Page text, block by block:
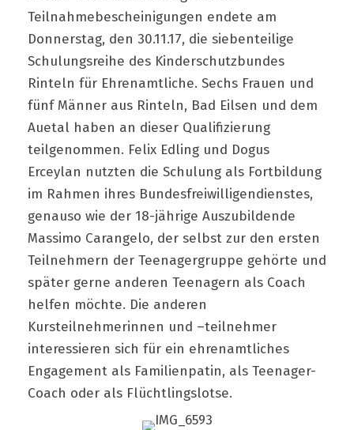
Teilnahmebescheinigungen endete am
Donnerstag, den 30.11.17, die siebenteilige
Schulungsreihe des Kinderschutzbundes
Rinteln für Ehrenamtliche. Sechs Frauen und
fünf Männer aus Rinteln, Bad Eilsen und dem
Auetal haben an dieser Qualifizierung
teilgenommen. Felix Edling und Dogus
Erceylan nutzten die Schulung als Fortbildung
im Rahmen ihres Bundesfreiwilligendienstes,
genauso wie der 18-jährige Auszubildende
Massimo Carangelo, der selbst zur den ersten
Teilnehmern der Teenagergruppe gehörte und
später gerne anderen Teenagern als Coach
helfen möchte. Die anderen
Kursteilnehmerinnen und –teilnehmer
interessieren sich für ein ehrenamtliches
Engagement als Familienpatin, als Teenager-
Coach oder als Flüchtlingslotse.